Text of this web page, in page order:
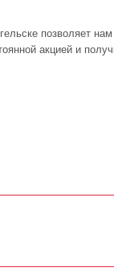
позволяет
акцией и